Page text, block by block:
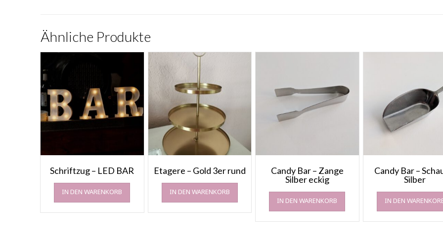
Ähnliche Produkte
Schriftzug – LED BAR
IN DEN WARENKORB
Etagere – Gold 3er rund
IN DEN WARENKORB
Candy Bar – Zange
Silber eckig
IN DEN WARENKORB
Candy Bar –
Silber
IN DEN